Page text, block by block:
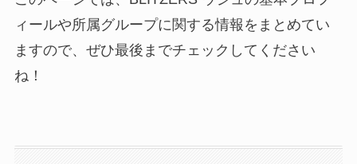
ィールや所属グループに関する情報をまとめてい
ますので、ぜひ最後までチェックしてください
ね！